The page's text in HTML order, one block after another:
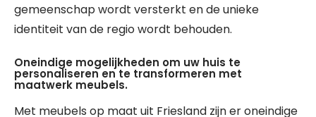
gemeenschap wordt versterkt en de unieke
identiteit van de regio wordt behouden.
Oneindige mogelijkheden om uw huis te
personaliseren en te transformeren met
maatwerk meubels.
Met meubels op maat uit Friesland zijn er oneindige